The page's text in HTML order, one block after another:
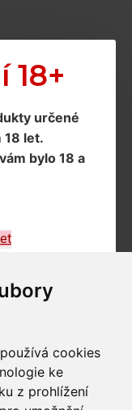
cookies
ke
z prohlížení
18+
určené
18 let.
bylo 18 a